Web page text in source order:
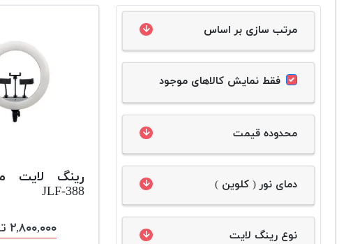
مرتب سازی بر اساس
فقط نمایش کالاهای موجود
محدوده قیمت
دمای نور ( کلوین )
نوع رینگ لایت
JLF-388
۲,۸۰۰,۰۰۰ تومان